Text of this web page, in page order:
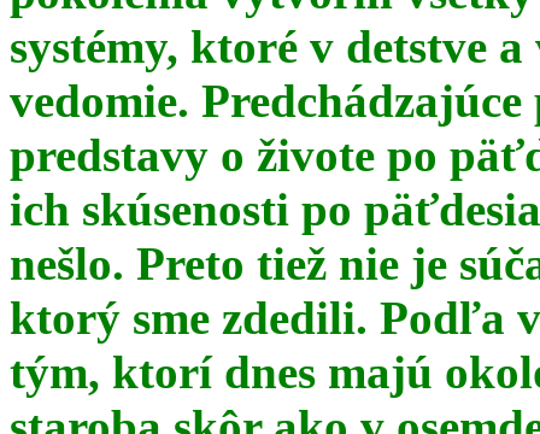
systémy, ktoré v detstve
vedomie.
predstavy o živote po
ich skúsenosti po
nešlo. Preto tiež nie je
ktorý sme zdedili. Podľa
tým, ktorí dnes majú